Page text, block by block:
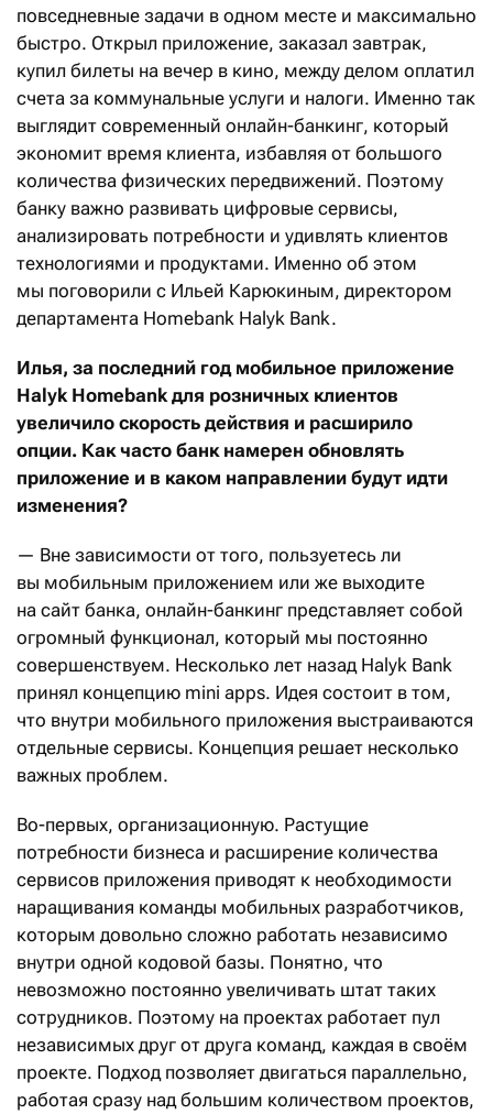
повседневные задачи в одном месте и максимально
быстро. Открыл приложение, заказал завтрак,
купил билеты на вечер в кино, между делом оплатил
счета за коммунальные услуги и налоги. Именно так
выглядит современный онлайн-банкинг, который
экономит время клиента, избавляя от большого
количества физических передвижений. Поэтому
банку важно развивать цифровые сервисы,
анализировать потребности и удивлять клиентов
технологиями и продуктами. Именно об этом
мы поговорили с Ильей Карюкиным, директором
департамента Homebank Halyk Bank.
Илья, за последний год мобильное приложение
Halyk Homebank для розничных клиентов
увеличило скорость действия и расширило
опции. Как часто банк намерен обновлять
приложение и в каком направлении будут идти
изменения?
— Вне зависимости от того, пользуетесь ли
вы мобильным приложением или же выходите
на сайт банка, онлайн-банкинг представляет собой
огромный функционал, который мы постоянно
совершенствуем. Несколько лет назад Halyk Bank
принял концепцию mini apps. Идея состоит в том,
что внутри мобильного приложения выстраиваются
отдельные сервисы. Концепция решает несколько
важных проблем.
Во-первых, организационную. Растущие
потребности бизнеса и расширение количества
сервисов приложения приводят к необходимости
наращивания команды мобильных разработчиков,
которым довольно сложно работать независимо
внутри одной кодовой базы. Понятно, что
невозможно постоянно увеличивать штат таких
сотрудников. Поэтому на проектах работает пул
независимых друг от друга команд, каждая в своём
проекте. Подход позволяет двигаться параллельно,
работая сразу над большим количеством проектов,